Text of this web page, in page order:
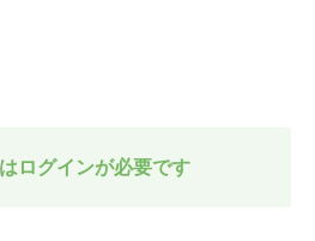
ログインが必要です